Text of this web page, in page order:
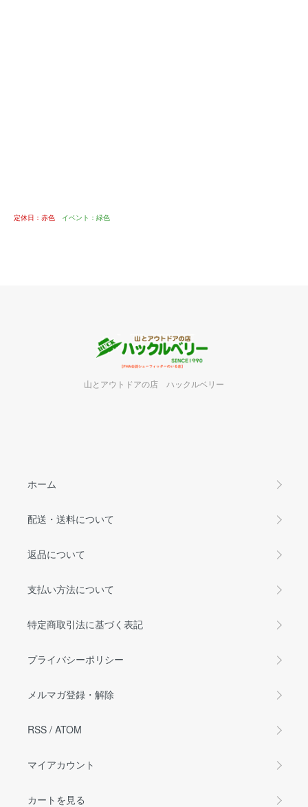
定休日：赤色 イベント：緑色
山とアウトドアの店 ハックルベリー
ホーム
配送・送料について
返品について
支払い方法について
特定商取引法に基づく表記
プライバシーポリシー
メルマガ登録・解除
RSS / ATOM
マイアカウント
カートを見る